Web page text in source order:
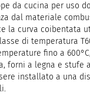
da cucina per uso
dal materiale
la curva coibentata
di temperatura
fino a
forni a legna e stufe
installato a una